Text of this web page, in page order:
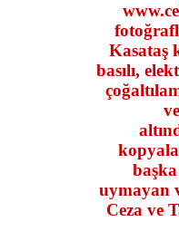
Kasataş
basılı,
uymayan
Ceza ve